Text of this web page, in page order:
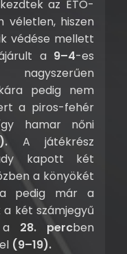
az ETO-
véletlen, hiszen
védése mellett
a 9–4-es
pedig nem
a piros-fehér
hamar nőni
A játékrész
kapott két
a könyökét
pedig már a
két számjegyű
a 28. percben
(9–19).